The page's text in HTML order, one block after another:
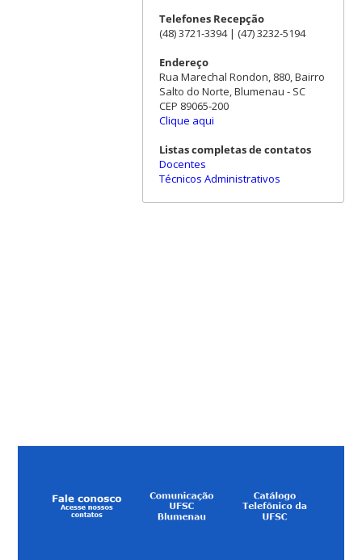
Telefones Recepção
(48) 3721-3394 | (47) 3232-5194
Endereço
Rua Marechal Rondon, 880, Bairro
Salto do Norte, Blumenau - SC
CEP 89065-200
Clique aqui
Listas completas de contatos
Docentes
Técnicos Administrativos